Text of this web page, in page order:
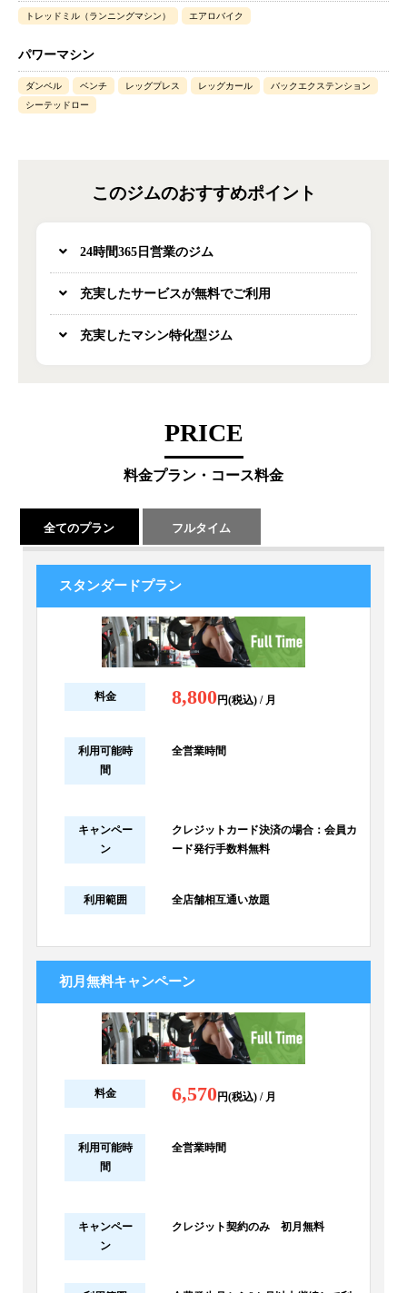
トレッドミル（ランニングマシン） エアロバイク
パワーマシン
ダンベル ベンチ レッグプレス レッグカール
バックエクステンション
シーテッドロー
このジムのおすすめポイント
24時間365日営業のジム
充実したサービスが無料でご利用
充実したマシン特化型ジム
PRICE
料金プラン・コース料金
全てのプラン フルタイム
スタンダードプラン
料金 8,800円(税込) / 月
利用可能時
間
全営業時間
キャンペー
ン
クレジットカード決済の場合：会員カ
ード発行手数料無料
利用範囲 全店舗相互通い放題
初月無料キャンペーン
料金 6,570円(税込) / 月
利用可能時
間
全営業時間
キャンペー
ン
クレジット契約のみ 初月無料